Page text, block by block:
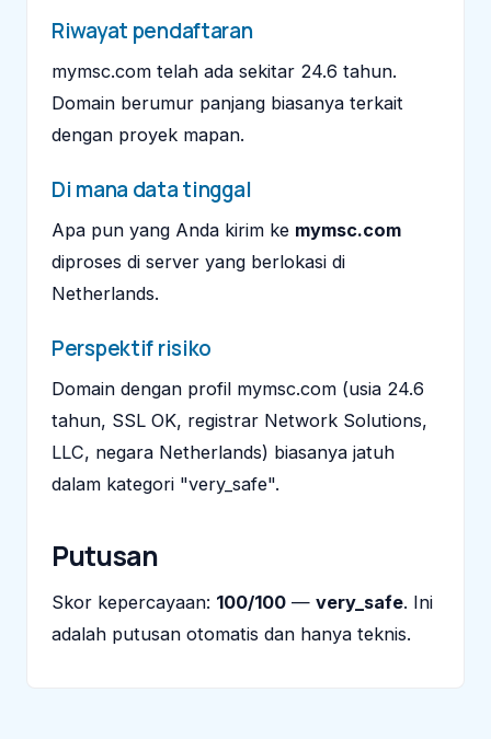
Riwayat pendaftaran
mymsc.com telah ada sekitar 24.6 tahun.
Domain berumur panjang biasanya terkait
dengan proyek mapan.
Di mana data tinggal
Apa pun yang Anda kirim ke mymsc.com
diproses di server yang berlokasi di
Netherlands.
Perspektif risiko
Domain dengan profil mymsc.com (usia 24.6
tahun, SSL OK, registrar Network Solutions,
LLC, negara Netherlands) biasanya jatuh
dalam kategori "very_safe".
Putusan
Skor kepercayaan: 100/100 — very_safe. Ini
adalah putusan otomatis dan hanya teknis.